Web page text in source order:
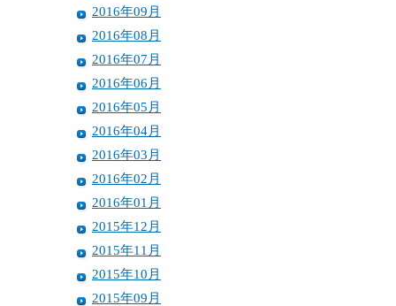
2016年09月
2016年08月
2016年07月
2016年06月
2016年05月
2016年04月
2016年03月
2016年02月
2016年01月
2015年12月
2015年11月
2015年10月
2015年09月